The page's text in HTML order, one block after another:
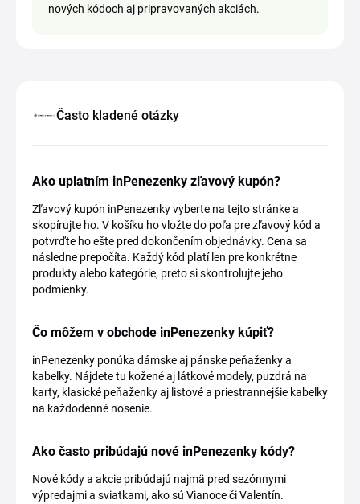
nových kódoch aj pripravovaných akciách.
Často kladené otázky
Ako uplatním inPenezenky zľavový kupón?
Zľavový kupón inPenezenky vyberte na tejto stránke a
skopírujte ho. V košíku ho vložte do poľa pre zľavový kód a
potvrďte ho ešte pred dokončením objednávky. Cena sa
následne prepočíta. Každý kód platí len pre konkrétne
produkty alebo kategórie, preto si skontrolujte jeho
podmienky.
Čo môžem v obchode inPenezenky kúpiť?
inPenezenky ponúka dámske aj pánske peňaženky a
kabelky. Nájdete tu kožené aj látkové modely, puzdrá na
karty, klasické peňaženky aj listové a priestrannejšie kabelky
na každodenné nosenie.
Ako často pribúdajú nové inPenezenky kódy?
Nové kódy a akcie pribúdajú najmä pred sezónnymi
výpredajmi a sviatkami, ako sú Vianoce či Valentín.